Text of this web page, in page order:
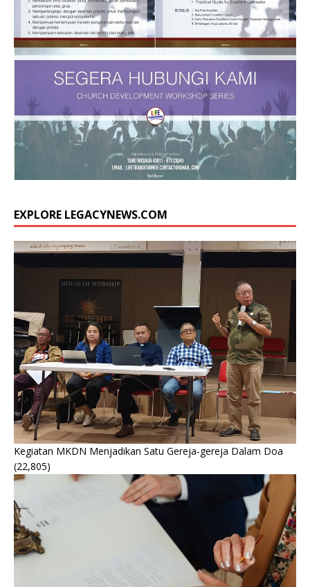
EXPLORE LEGACYNEWS.COM
Kegiatan MKDN Menjadikan Satu Gereja-gereja Dalam Doa
(22,805)